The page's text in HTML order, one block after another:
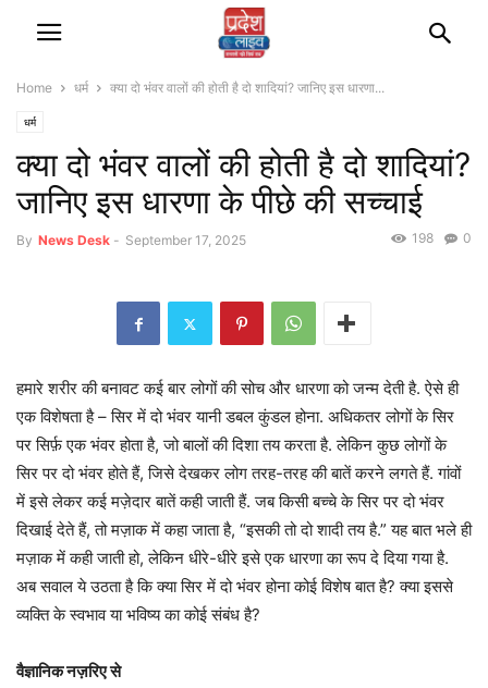
Home धर्म क्या दो भंवर वालों की होती है दो शादियां? जानिए इस धारणा...
धर्म
क्या दो भंवर वालों की होती है दो शादियां?
जानिए इस धारणा के पीछे की सच्चाई
By News Desk - September 17, 2025 0
198
हमारे शरीर की बनावट कई बार लोगों की सोच और धारणा को जन्म देती है. ऐसे ही
एक विशेषता है – सिर में दो भंवर यानी डबल कुंडल होना. अधिकतर लोगों के सिर
पर सिर्फ़ एक भंवर होता है, जो बालों की दिशा तय करता है. लेकिन कुछ लोगों के
सिर पर दो भंवर होते हैं, जिसे देखकर लोग तरह-तरह की बातें करने लगते हैं. गांवों
में इसे लेकर कई मज़ेदार बातें कही जाती हैं. जब किसी बच्चे के सिर पर दो भंवर
दिखाई देते हैं, तो मज़ाक में कहा जाता है, “इसकी तो दो शादी तय है.” यह बात भले ही
मज़ाक में कही जाती हो, लेकिन धीरे-धीरे इसे एक धारणा का रूप दे दिया गया है.
अब सवाल ये उठता है कि क्या सिर में दो भंवर होना कोई विशेष बात है? क्या इससे
व्यक्ति के स्वभाव या भविष्य का कोई संबंध है?
वैज्ञानिक नज़रिए से